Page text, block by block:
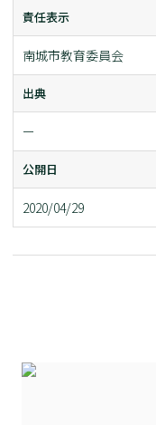
責任表示
南城市教育委員会
出典
ー
公開日
2020/04/29